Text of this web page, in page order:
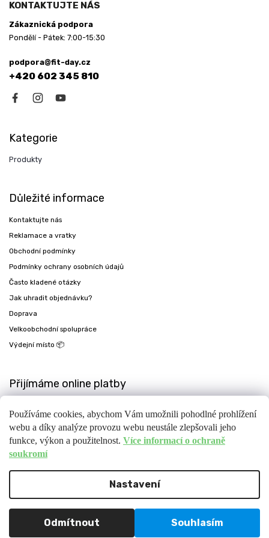
Používáme cookies, abychom Vám umožnili pohodlné prohlížení
webu a díky analýze provozu webu neustále zlepšovali jeho
funkce, výkon a použitelnost. Více informací o ochraně
soukromí
Nastavení
Odmítnout Souhlasím
KONTAKTUJTE NÁS
Zákaznická podpora
Pondělí - Pátek: 7:00-15:30
podpora@fit-day.cz
+420 602 345 810
Kategorie
Produkty
Důležité informace
Kontaktujte nás
Reklamace a vratky
Obchodní podmínky
Podmínky ochrany osobních údajů
Často kladené otázky
Jak uhradit objednávku?
Doprava
Velkoobchodní spolupráce
Výdejní místo 📦
Přijímáme online platby
Fit-day. Všechna práva vyhrazena.
Upravit nastavení cookies
| Platforma